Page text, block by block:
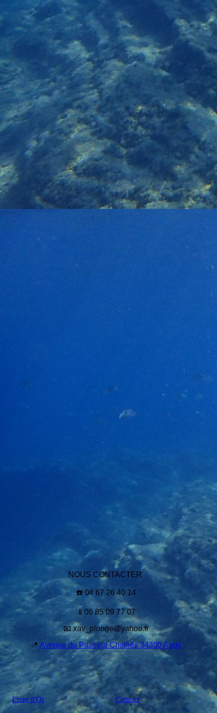
NOUS CONTACTER
☎️ 04 67 26 40 14
📱06 85 09 77 07
📧 xav_plonge@yahoo.fr
📍 Avenue du Passeur Challiès 34300 Agde
Livre d'Or Contact